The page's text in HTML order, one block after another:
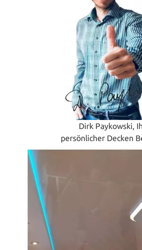
Dirk Paykowski,
persönlicher Decken